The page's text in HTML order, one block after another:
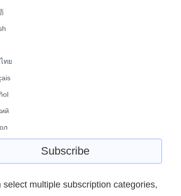
ทย
select multiple subscription categories,